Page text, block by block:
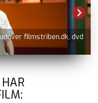
filmstriben.dk, dvd